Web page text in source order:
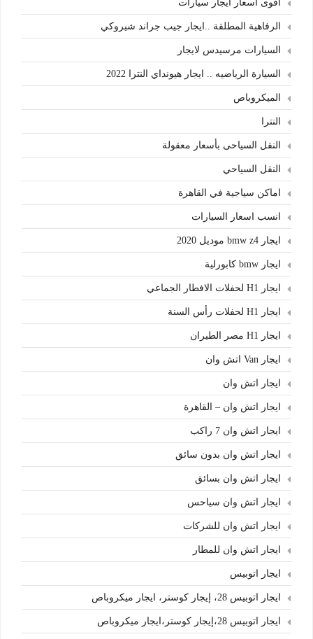
اقوى اسعار ايجار سيارات
الرفاهية المطلقة ..ايجار جيب جراند شيروكي
السيارات مرسيدس لايجار
السيارة الرياضيه .. ايجار هيونداي النترا 2022
الميكروباص
النترا
النقل السياحى بأسعار معقولة
النقل السياحي
اماكن سياجية في القاهرة
انسب اسعار السيارات
ايجار bmw z4 موديل 2020
ايجار bmw كابورلية
ايجار H1 لحفلات الافطار الجماعي
ايجار H1 لحفلات رأس السنة
ايجار H1 مصر الطيران
ايجار Van اتش وان
ايجار اتش وان
ايجار اتش وان – القاهرة
ايجار اتش وان 7 راكب
ايجار اتش وان بدون سائق
ايجار اتش وان بسائق
ايجار اتش وان سياحس
ايجار اتش وان للشركات
ايجار اتش وان للمطار
ايجار اتوبيس
ايجار اتوبيس 28، إيجار كوستر، ايجار ميكروباص
ايجار اتوبيس 28،إيجار كوستر،ايجار ميكروباص